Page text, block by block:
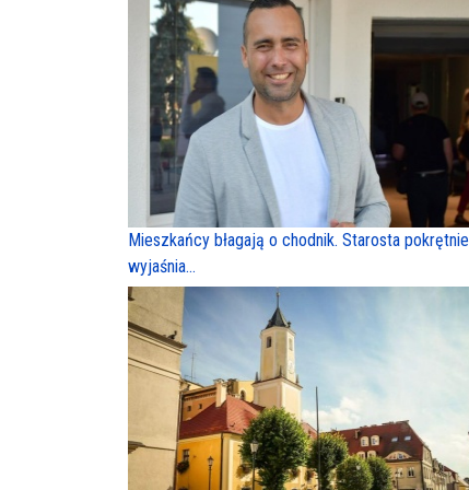
Mieszkańcy błagają o chodnik. Starosta pokrętnie
wyjaśnia...